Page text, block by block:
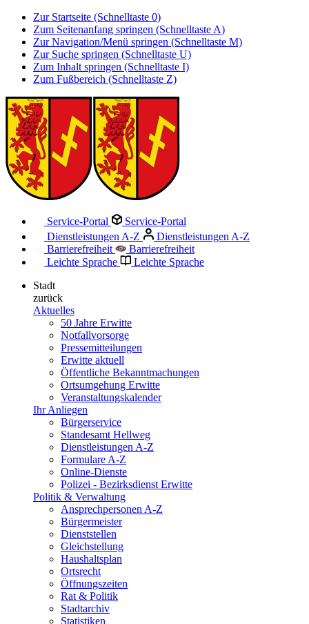
Zur Startseite (Schnelltaste 0)
Zum Seitenanfang springen (Schnelltaste A)
Zur Navigation/Menü springen (Schnelltaste M)
Zur Suche springen (Schnelltaste U)
Zum Inhalt springen (Schnelltaste I)
Zum Fußbereich (Schnelltaste Z)
Service-Portal
Service-Portal
Dienstleistungen A-Z
Dienstleistungen A-Z
Barrierefreiheit
Barrierefreiheit
Leichte Sprache
Leichte Sprache
Stadt
zurück
Aktuelles
50 Jahre Erwitte
Notfallvorsorge
Pressemitteilungen
Erwitte aktuell
Öffentliche Bekanntmachungen
Ortsumgehung Erwitte
Veranstaltungskalender
Ihr Anliegen
Bürgerservice
Standesamt Hellweg
Dienstleistungen A-Z
Formulare A-Z
Online-Dienste
Polizei - Bezirksdienst Erwitte
Politik & Verwaltung
Ansprechpersonen A-Z
Bürgermeister
Dienststellen
Gleichstellung
Haushaltsplan
Ortsrecht
Öffnungszeiten
Rat & Politik
Stadtarchiv
Statistiken